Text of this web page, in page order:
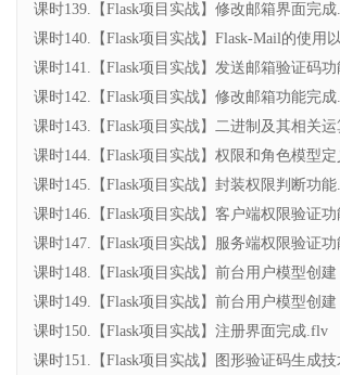
课时139.【Flask项目实战】修改邮箱界面完
课时140.【Flask项目实战】Flask-Mail的使用
课时141.【Flask项目实战】发送邮箱验证码
课时142.【Flask项目实战】修改邮箱功能完
课时143.【Flask项目实战】二进制及其相关
课时144.【Flask项目实战】权限和角色模型
课时145.【Flask项目实战】封装权限判断功
课时146.【Flask项目实战】客户端权限验证
课时147.【Flask项目实战】服务端权限验证
课时148.【Flask项目实战】前台用户模型创
课时149.【Flask项目实战】前台用户模型创
课时150.【Flask项目实战】注册界面完成.flv
课时151.【Flask项目实战】图形验证码生成